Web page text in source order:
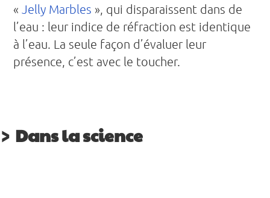
«Jelly Marbles », qui disparaissent dans de
l’eau : leur indice de réfraction est identique
à l’eau. La seule façon d’évaluer leur
présence, c’est avec le toucher.
Dans la science